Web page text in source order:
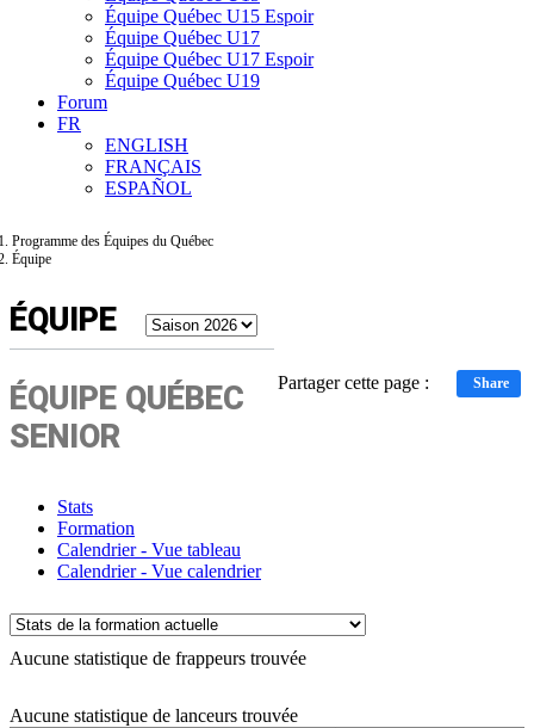
Équipe Québec U15 Espoir
Équipe Québec U17
Équipe Québec U17 Espoir
Équipe Québec U19
Forum
FR
ENGLISH
FRANÇAIS
ESPAÑOL
Programme des Équipes du Québec
Équipe
ÉQUIPE
Partager cette page : Share
ÉQUIPE QUÉBEC
SENIOR
Stats
Formation
Calendrier - Vue tableau
Calendrier - Vue calendrier
Aucune statistique de frappeurs trouvée
Aucune statistique de lanceurs trouvée